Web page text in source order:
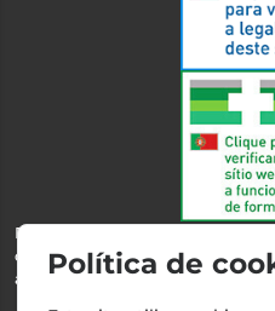
Esta farmácia encontra-se
dispensa de medicamentos e
através da internet.
Política de